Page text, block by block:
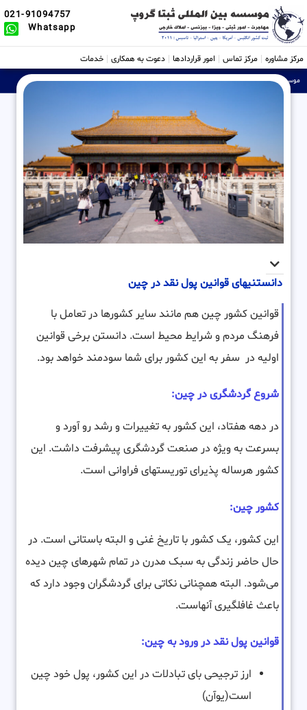
021-91094757
Whatsapp
مرکز مشاوره مرکز تماس امور قراردادها دعوت به همکاری خدمات
موسسه ثبتی، حقوقی و بین الملل Sabtta »دانستنیهای قوانین پول نقد در چین
دانستنیهای قوانین پول نقد در چین
قوانین کشور چین هم مانند سایر کشورها در تعامل با
فرهنگ مردم و شرایط محیط است. دانستن برخی قوانین
اولیه در سفر به این کشور برای شما سودمند خواهد بود.
شروع گردشگری در چین:
در دهه هفتاد، این کشور به تغییرات و رشد رو آورد و
بسرعت به ویژه در صنعت گردشگری پیشرفت داشت. این
کشور هرساله پذیرای توریستهای فراوانی است.
کشور چین:
این کشور، یک کشور با تاریخ غنی و البته باستانی است. در
حال حاضر زندگی به سبک مدرن در تمام شهرهای چین دیده
می‌شود. البته همچنانی نکاتی برای گردشگران وجود دارد که
باعث غافلگیری آنهاست.
قوانین پول نقد در ورود به چین:
ارز ترجیحی بای تبادلات در این کشور، پول خود چین
است(یوآن)